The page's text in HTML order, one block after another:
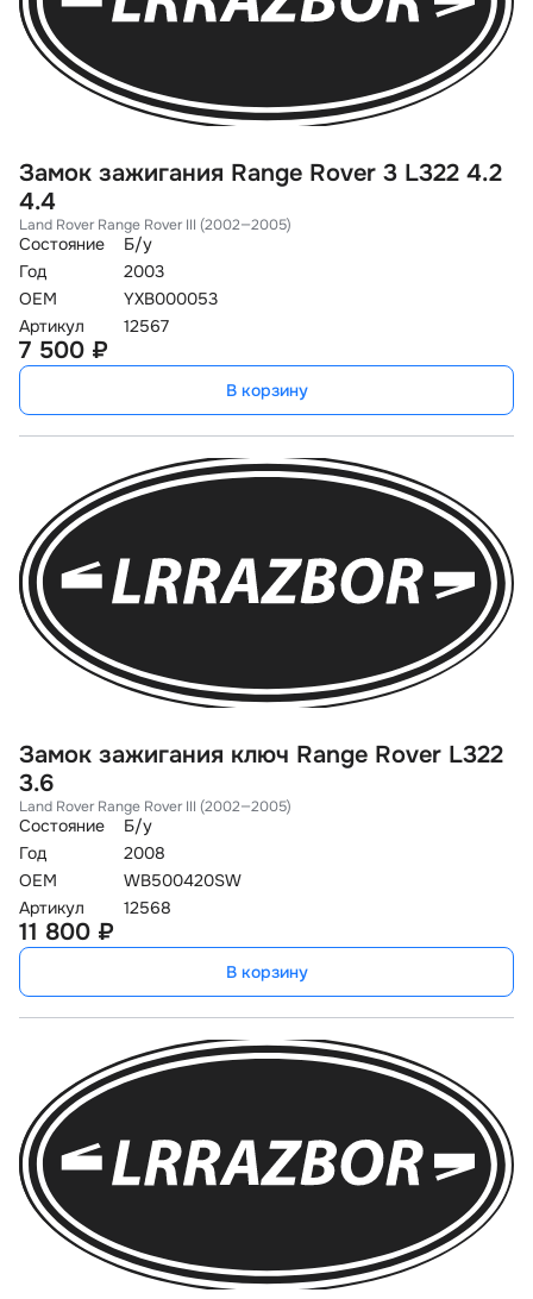
Замок зажигания Range Rover 3 L322 4.2
4.4
Land Rover Range Rover III (2002—2005)
Состояние
Б/у
Год
2003
OEM
YXB000053
Артикул
12567
7 500 ₽
В корзину
Замок зажигания ключ Range Rover L322
3.6
Land Rover Range Rover III (2002—2005)
Состояние
Б/у
Год
2008
OEM
WB500420SW
Артикул
12568
11 800 ₽
В корзину